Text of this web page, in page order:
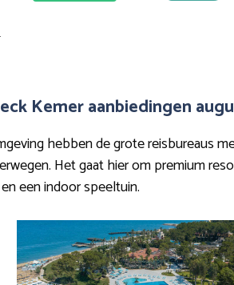
Kemer aanbiedingen
hebben de grote reisbureaus
Het gaat hier om premium
een indoor speeltuin.